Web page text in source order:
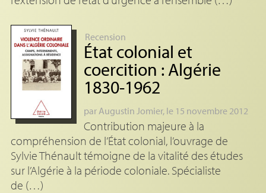
Recension
État colonial et
coercition : Algérie
1830-1962
par Augustin Jomier, le 15 novembre 2012
Contribution majeure à la
compréhension de l’État colonial, l’ouvrage de
Sylvie Thénault témoigne de la vitalité des études
sur l’Algérie à la période coloniale. Spécialiste
de (…)